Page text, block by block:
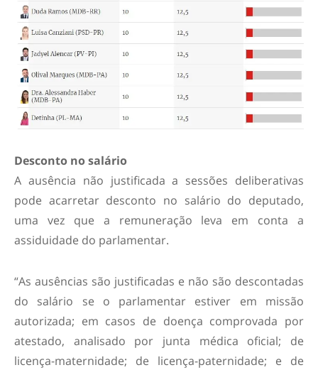
Desconto no salário
A ausência não justificada a sessões deliberativas
pode acarretar desconto no salário do deputado,
uma vez que a remuneração leva em conta a
assiduidade do parlamentar.
“As ausências são justificadas e não são descontadas
do salário se o parlamentar estiver em missão
autorizada; em casos de doença comprovada por
atestado, analisado por junta médica oficial; de
licença-maternidade; de licença-paternidade; e de